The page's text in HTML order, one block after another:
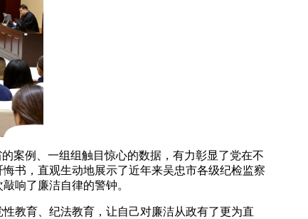
案例、一组组触目惊心的数据，有力彰显了党在不
书，直观生动地展示了近年来吴忠市各级纪检监察
响了廉洁自律的警钟。
教育、纪法教育，让自己对廉洁从政有了更为直